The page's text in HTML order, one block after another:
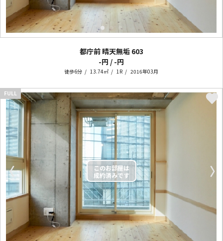
都庁前 晴天無垢 603
-円 / -円
徒歩6分 13.74㎡ 1R 2016年03月
〈 〉
FULL